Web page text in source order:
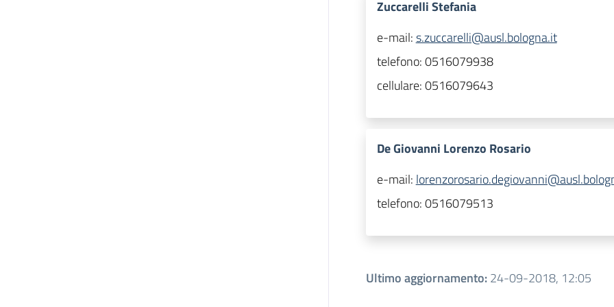
Zuccarelli Stefania
e-mail:s.zuccarelli@ausl.bologna.it
telefono:0516079938
cellulare:0516079643
De Giovanni Lorenzo Rosario
e-mail:
telefono:0516079513
Ultimo aggiornamento:24-09-2018, 12:05